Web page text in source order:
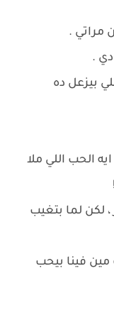
مراتي .
دي .
بيزعل ده
الحب اللي ملا
، لكن لما بتغيب
فينا بيحب